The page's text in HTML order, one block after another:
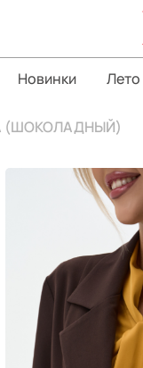
Новинки
(ШОКОЛАДНЫЙ)